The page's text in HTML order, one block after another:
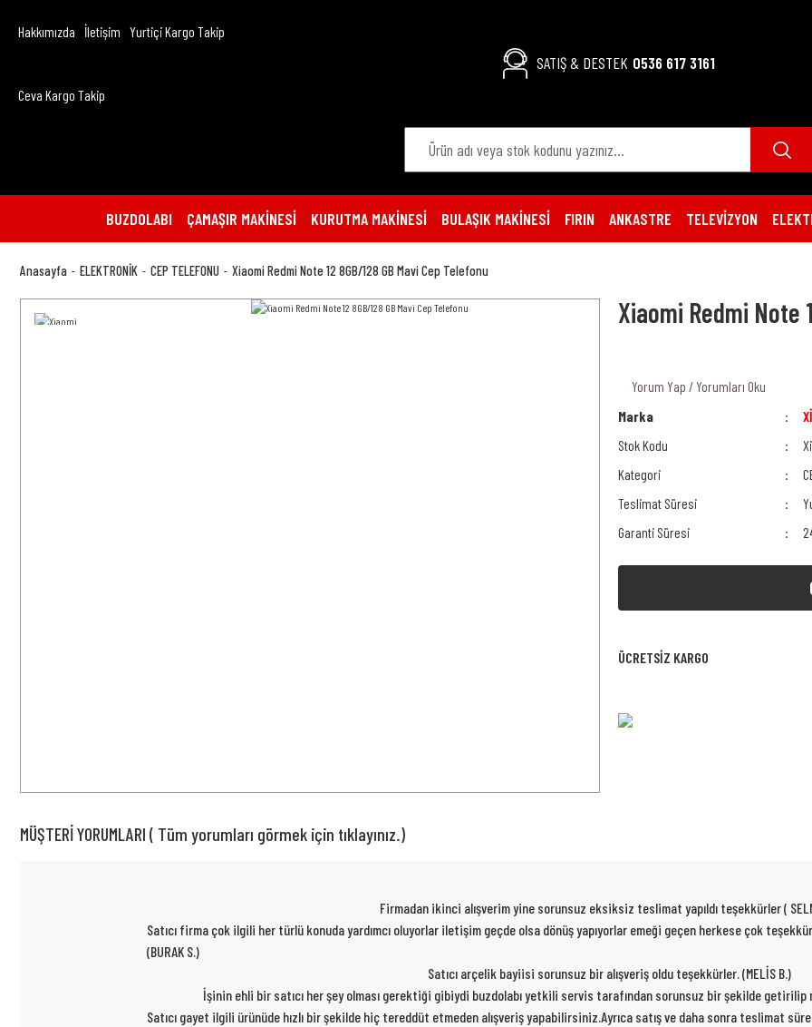
Hakkımızda İletişim Yurtiçi Kargo Takip
Ceva Kargo Takip
SATIŞ & DESTEK 0536 617 3161
BUZDOLABI ÇAMAŞIR MAKİNESİ KURUTMA MAKİNESİ BULAŞIK MAKİNESİ FIRIN ANKASTRE TELEVİZYON
Anasayfa ELEKTRONİK CEP TELEFONU Xiaomi Redmi Note 12 8GB/128 GB Mavi Cep Telefonu
Xiaomi Redmi Note
Yorum Yap / Yorumları Oku
Marka
Stok Kodu
Kategori
Teslimat Süresi
Garanti Süresi
ÜCRETSİZ KARGO
MÜŞTERİ YORUMLARI ( Tüm yorumları görmek için tıklayınız.)
Firmadan ikinci alışverim yine sorunsuz eksiksiz teslimat yapıldı teşekkürler (
Satıcı firma çok ilgili her türlü konuda yardımcı oluyorlar iletişim geçde olsa dönüş yapıyorlar emeği geçen herkese çok
(BURAK S.)
Satıcı arçelik bayiisi sorunsuz bir alışveriş oldu teşekkürler. (MELİS B.)
İşinin ehli bir satıcı her şey olması gerektiği gibiydi buzdolabı yetkili servis tarafından sorunsuz bir şekilde getirilip
Satıcı gayet ilgili ürünüde hızlı bir şekilde hiç tereddüt etmeden alışveriş yapabilirsiniz.Ayrıca satış ve daha sonra teslimat